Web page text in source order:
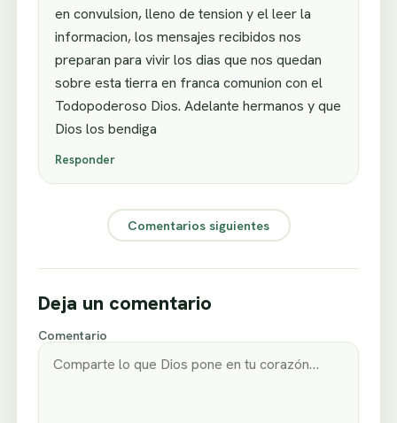
en convulsion, lleno de tension y el leer la
informacion, los mensajes recibidos nos
preparan para vivir los dias que nos quedan
sobre esta tierra en franca comunion con el
Todopoderoso Dios. Adelante hermanos y que
Dios los bendiga
Responder
Comentarios siguientes
Deja un comentario
Comentario